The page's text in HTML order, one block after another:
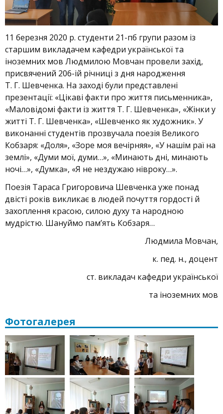
11 березня 2020 р. студенти 21-пб групи разом із
старшим викладачем кафедри української та
іноземних мов Людмилою Мовчан провели захід,
присвячений 206-ій річниці з дня народження
Т. Г. Шевченка. На заході були представлені
презентації: «Цікаві факти про життя письменника»,
«Маловідомі факти із життя Т. Г. Шевченка», «Жінки у
житті Т. Г. Шевченка», «Шевченко як художник». У
виконанні студентів прозвучала поезія Великого
Кобзаря: «Доля», «Зоре моя вечірняя», «У нашім раї на
землі», «Думи мої, думи…», «Минають дні, минають
ночі…», «Думка», «Я не нездужаю нівроку…».
Поезія Тараса Григоровича Шевченка уже понад
двісті років викликає в людей почуття гордості й
захоплення красою, силою духу та народною
мудрістю. Шануймо пам’ять Кобзаря…
Людмила Мовчан,
к. пед. н., доцент
ст. викладач кафедри української
та іноземних мов
Фотогалерея